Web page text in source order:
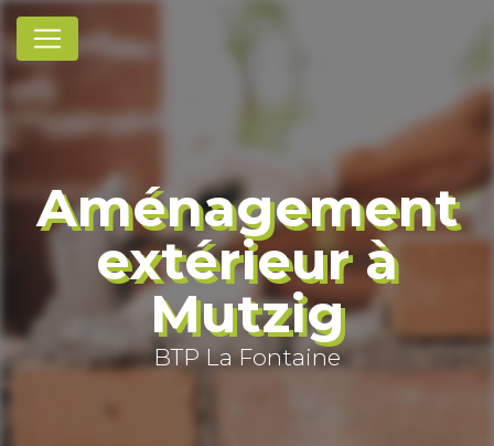
Aménagement
extérieur à
Mutzig
BTP La Fontaine
Panneau de gestion des cookies